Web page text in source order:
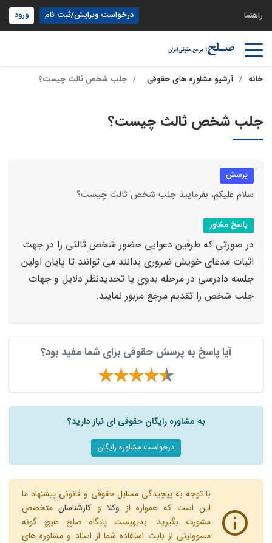
راهنما درخواست ویرایش/ثبت نام ورود
خانه آرشیو مشاوره های حقوقی جلب شخص ثالث چیست؟
جلب شخص ثالث چیست؟
پرسش
سلام علیکم، بفرمایید جلب شخص ثالث چیست؟
پاسخ مشاور
در صورتی که طرفین دعوایی حضور شخص ثالثی را در جهت
اثبات مدعای خویش ضروری بدانند می توانند تا پایان اولین
جلسه دادرسی در مرحله بدوی یا تجدیدنظر دلایل و جهات
جلب شخص را تقدیم مرجع مزبور نمایند.
آیا پاسخ به پرسش حقوقی برای شما مفید بود؟
به مشاوره رایگان حقوقی ای نیاز دارید؟
درخواست مشاوره رایگان
با توجه به پیچیدگی مسایل حقوقی و قانونی پیشنهاد ما
این است که همواره از وکلاو کارشناسانمتخصص
مشورت بگیرید. بدیهیست پایگاه صلح هیچ گونه
مسوولیتی از بابت استفاده شما از اسناد و مشاوره های